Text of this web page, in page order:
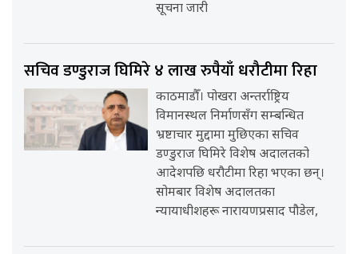
सूचना जारी
सचिव डण्डुराज घिमिरे ४ लाख रुपैयाँ धरौटीमा रिहा
काठमाडौँ। पोखरा अन्तर्राष्ट्रिय
विमानस्थल निर्माणसँग सम्बन्धित
भ्रष्टाचार मुद्दामा मुछिएका सचिव
डण्डुराज घिमिरे विशेष अदालतको
आदेशपछि धरौटीमा रिहा भएका छन्।
सोमबार विशेष अदालतका
न्यायाधीशहरू नारायणप्रसाद पौडेल,